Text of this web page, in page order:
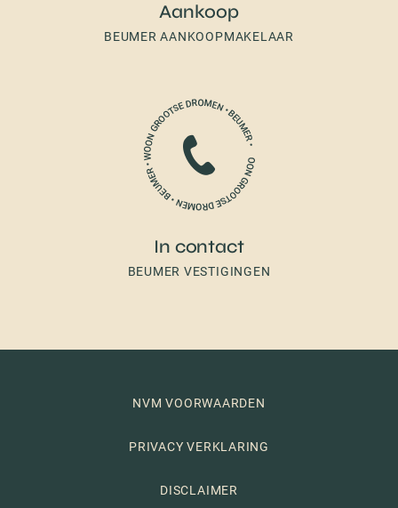
Aankoop
BEUMER AANKOOPMAKELAAR
In contact
BEUMER VESTIGINGEN
NVM VOORWAARDEN
PRIVACY VERKLARING
DISCLAIMER